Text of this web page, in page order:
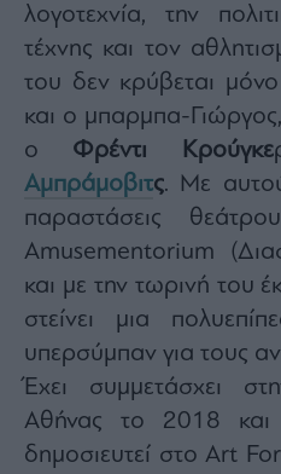
λογοτεχνία, την
τέχνης και τον
του δεν κρύβεται
και ο μπαρμπα-
ο Φρέντι Κρούγκε
Αμπράμοβιτς. Με
παραστάσεις
Amusementorium
και με την τωρινή του
στείνει μια
υπερσύμπαν για τους
Έχει συμμετάσχει
Αθήνας το 2018 και
δημοσιευτεί στο Art